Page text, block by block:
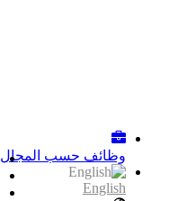
وظائف حسب المجال
English